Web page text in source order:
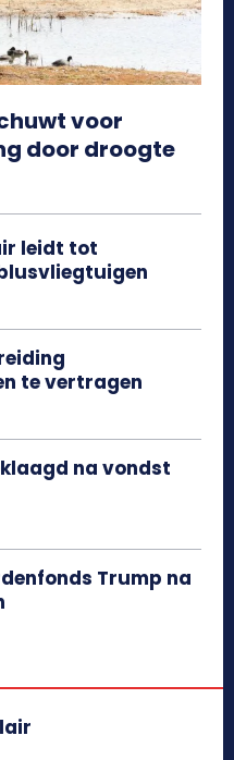
voor
door droogte
leidt tot
te vertragen
na vondst
Trump na